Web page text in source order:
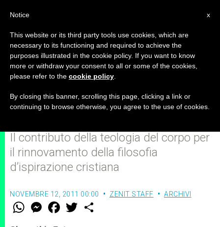
SPECIALE TEOLOGIA DEL
CORPO: Della creaturalità, della
relazione e della Redenzione
Il contributo della teologia del corpo per
il rinnovamento della filosofia
d’ispirazione cristiana
NOVEMBRE 12, 2011 00:00 ZENIT STAFF ARCHIVI
W M
e
F
a w
x
Notice
This website or its third party tools use cookies, which are
necessary to its functioning and required to achieve the
purposes illustrated in the cookie policy. If you want to know
more or withdraw your consent to all or some of the cookies,
please refer to the cookie policy
By closing this banner, scrolling this page, clicking a link or
continuing to browse otherwise, you agree to the use of cookies.